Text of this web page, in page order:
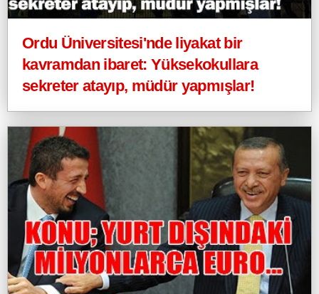
Ordu Üniversitesi'nde liyakat bir
kavramdan ibaret: Yüksekokullara
sekreter atayıp, müdür yapmışlar!